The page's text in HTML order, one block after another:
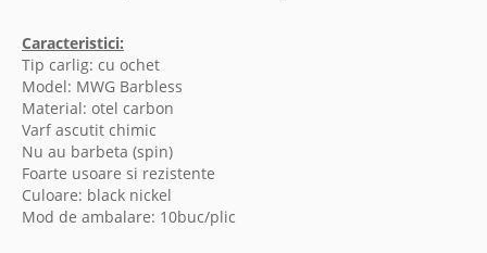
Caracteristici:
Tip carlig: cu ochet
Model: MWG Barbless
Material: otel carbon
Varf ascutit chimic
Nu au barbeta (spin)
Foarte usoare si rezistente
Culoare: black nickel
Mod de ambalare: 10buc/plic